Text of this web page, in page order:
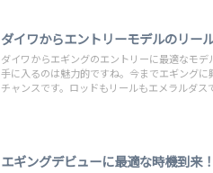
ダイワからエントリーモデルのリー
ダイワからエギングのエントリーに最適なモ
手に入るのは魅力的ですね。今までエギング
チャンスです。ロッドもリールもエメラルダ
エギングデビューに最適な時機到来